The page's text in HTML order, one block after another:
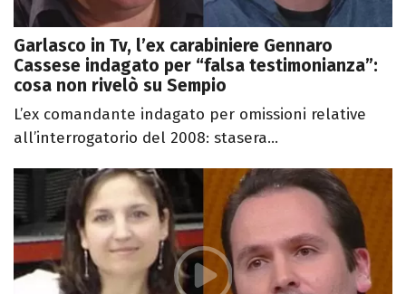
Garlasco in Tv, l’ex carabiniere Gennaro
Cassese indagato per “falsa testimonianza”:
cosa non rivelò su Sempio
L’ex comandante indagato per omissioni relative
all’interrogatorio del 2008: stasera...